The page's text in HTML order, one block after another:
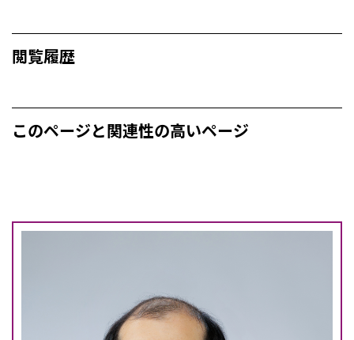
閲覧履歴
このページと関連性の高いページ